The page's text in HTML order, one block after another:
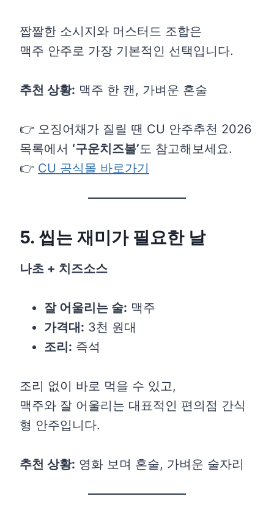
짭짤한 소시지와 머스터드 조합은
맥주 안주로 가장 기본적인 선택입니다.
추천 상황: 맥주 한 캔, 가벼운 혼술
👉 오징어채가 질릴 땐 CU 안주추천 2026
목록에서 ‘구운치즈볼’도 참고해보세요.
👉 CU 공식몰 바로가기
5. 씹는 재미가 필요한 날
나초 + 치즈소스
잘 어울리는 술: 맥주
가격대: 3천 원대
조리: 즉석
조리 없이 바로 먹을 수 있고,
맥주와 잘 어울리는 대표적인 편의점 간식
형 안주입니다.
추천 상황: 영화 보며 혼술, 가벼운 술자리